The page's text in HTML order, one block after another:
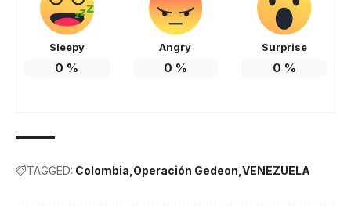
Sleepy
0 %
Angry
0 %
Surprise
0 %
TAGGED: Colombia Operación Gedeon VENEZUELA